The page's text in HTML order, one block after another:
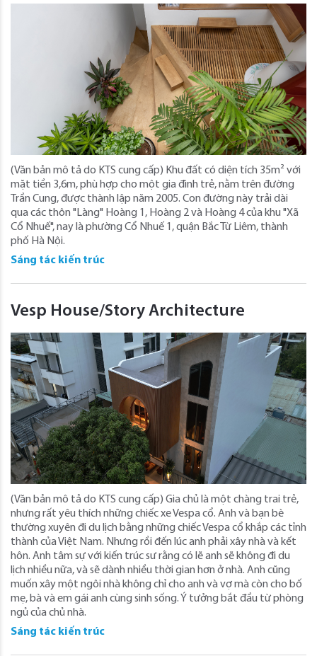
(Văn bản mô tả do KTS cung cấp) Khu đất có diện tích 35m² với
mặt tiền 3,6m, phù hợp cho một gia đình trẻ, nằm trên đường
Trần Cung, được thành lập năm 2005. Con đường này trải dài
qua các thôn "Làng" Hoàng 1, Hoàng 2 và Hoàng 4 của khu "Xã
Cổ Nhuế", nay là phường Cổ Nhuế 1, quận Bắc Từ Liêm, thành
phố Hà Nội.
Sáng tác kiến trúc
Vesp House/Story Architecture
(Văn bản mô tả do KTS cung cấp) Gia chủ là một chàng trai trẻ,
nhưng rất yêu thích những chiếc xe Vespa cổ. Anh và bạn bè
thường xuyên đi du lịch bằng những chiếc Vespa cổ khắp các tỉnh
thành của Việt Nam. Nhưng rồi đến lúc anh phải xây nhà và kết
hôn. Anh tâm sự với kiến ​​trúc sư rằng có lẽ anh sẽ không đi du
lịch nhiều nữa, và sẽ dành nhiều thời gian hơn ở nhà. Anh cũng
muốn xây một ngôi nhà không chỉ cho anh và vợ mà còn cho bố
mẹ, bà và em gái anh cùng sinh sống. Ý tưởng bắt đầu từ phòng
ngủ của chủ nhà.
Sáng tác kiến trúc